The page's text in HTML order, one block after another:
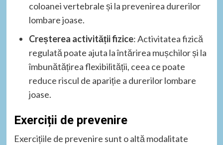
coloanei vertebrale și la prevenirea durerilor
lombare joase.
Creșterea activității fizice: Activitatea fizică
regulată poate ajuta la întărirea mușchilor și la
îmbunătățirea flexibilității, ceea ce poate
reduce riscul de apariție a durerilor lombare
joase.
Exerciții de prevenire
Exercițiile de prevenire sunt o altă modalitate